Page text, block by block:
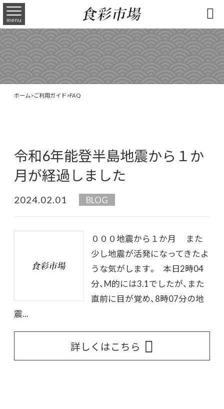
menu 
ホーム>ご利用ガイド>FAQ
令和6年能登半島地震から１か
月が経過しました
2024.02.01 BLOG
０００地震から１か月 また
少し地震が活発になってきたよ
うな気がします。 本日2時04
分、M的には3.1でしたが、また
直前に目が覚め、8時07分の地
震...
詳しくはこちら